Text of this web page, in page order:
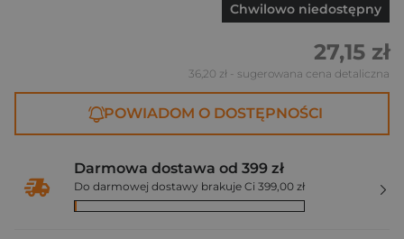
Chwilowo niedostępny
27,15 zł
36,20 zł - sugerowana cena detaliczna
POWIADOM O DOSTĘPNOŚCI
Darmowa dostawa od 399 zł
Do darmowej dostawy brakuje Ci 399,00 zł